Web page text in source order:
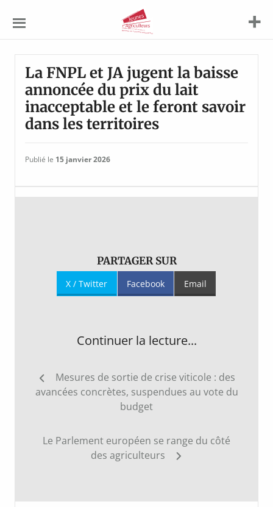
Agriculteurs
La FNPL et JA jugent la baisse
annoncée du prix du lait
inacceptable et le feront savoir
dans les territoires
Publié le 15 janvier 2026
PARTAGER SUR
X / Twitter Facebook Email
Continuer la lecture...
Navigation
de
Mesures de sortie de crise viticole : des
avancées concrètes, suspendues au vote du
budget
Le Parlement européen se range du côté
des agriculteurs